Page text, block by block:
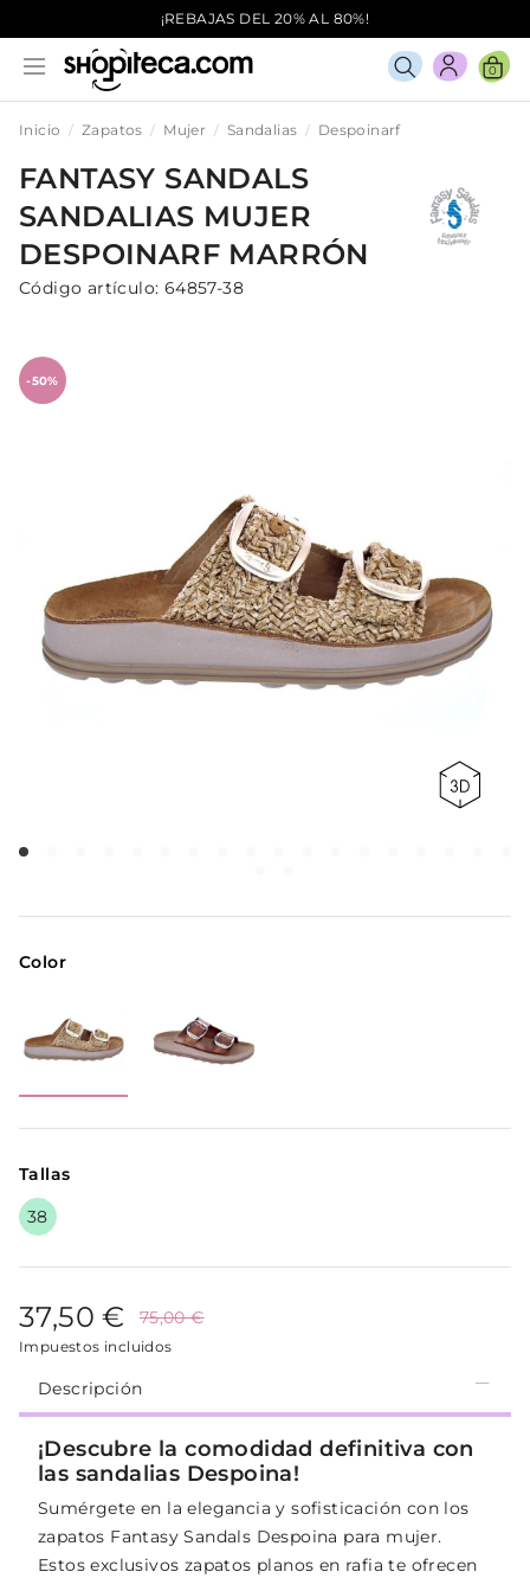
¡REBAJAS DEL 20% AL 80%!
0
Inicio Zapatos Mujer Sandalias Despoinarf
FANTASY SANDALS
SANDALIAS MUJER
DESPOINARF MARRÓN
Código artículo: 64857-38
-50%
Color
Tallas
38
37,50 € 75,00 €
Impuestos incluidos
Descripción
¡Descubre la comodidad definitiva con
las sandalias Despoina!
Sumérgete en la elegancia y sofisticación con los
zapatos Fantasy Sandals Despoina para mujer.
Estos exclusivos zapatos planos en rafia te ofrecen